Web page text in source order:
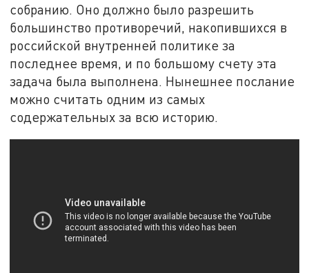
собранию. Оно должно было разрешить
большинство противоречий, накопившихся в
российской внутренней политике за
последнее время, и по большому счету эта
задача была выполнена. Нынешнее послание
можно считать одним из самых
содержательных за всю историю.